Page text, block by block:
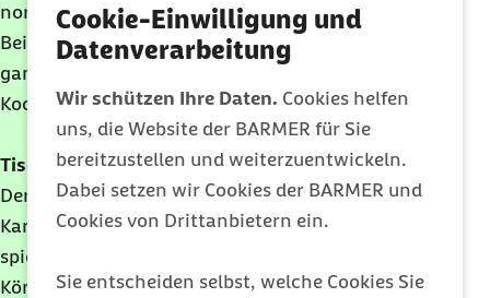
Cookie-Einwilligung und
Datenverarbeitung
Wir schützen Ihre Daten. Cookies helfen
uns, die Website der BARMER für Sie
bereitzustellen und weiterzuentwickeln.
Dabei setzen wir Cookies der BARMER und
Cookies von Drittanbietern ein.
Sie entscheiden selbst, welche Cookies Sie
nordischen Variante mit Stöcken werden neben
Beinmuskulatur auch Rumpf und Arme trainiert,
ganz nebenbei auch Gleichgewicht und
Koordination.
Tischtennis
Der favorisierte Sport von Gesundheitsminister
Karl Lauterbach. Durch Tischtennis kann in
spielerischer Form Koordination, Kraft,
Körperwahrnehmung und Reaktionsvermögen